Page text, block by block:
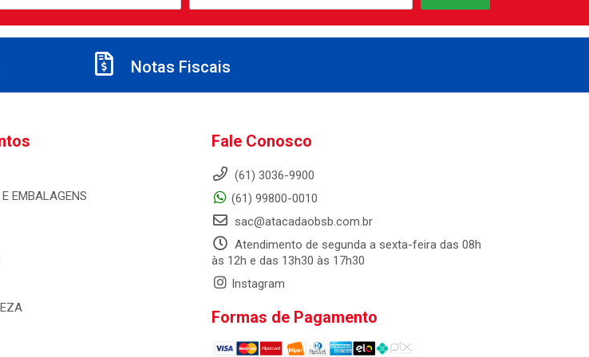
Notas Fiscais
EMBALAGENS
Fale Conosco
(61) 3036-9900
(61) 99800-0010
sac@atacadaobsb.com.br
Atendimento de segunda a sexta-feira das 08h
às 12h e das 13h30 às 17h30
Instagram
Formas de Pagamento